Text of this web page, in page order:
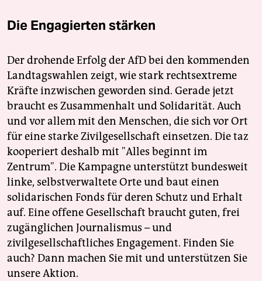
Die Engagierten stärken
Der drohende Erfolg der AfD bei den kommenden
Landtagswahlen zeigt, wie stark rechtsextreme
Kräfte inzwischen geworden sind. Gerade jetzt
braucht es Zusammenhalt und Solidarität. Auch
und vor allem mit den Menschen, die sich vor Ort
für eine starke Zivilgesellschaft einsetzen. Die taz
kooperiert deshalb mit "Alles beginnt im
Zentrum". Die Kampagne unterstützt bundesweit
linke, selbstverwaltete Orte und baut einen
solidarischen Fonds für deren Schutz und Erhalt
auf. Eine offene Gesellschaft braucht guten, frei
zugänglichen Journalismus – und
zivilgesellschaftliches Engagement. Finden Sie
auch? Dann machen Sie mit und unterstützen Sie
unsere Aktion.